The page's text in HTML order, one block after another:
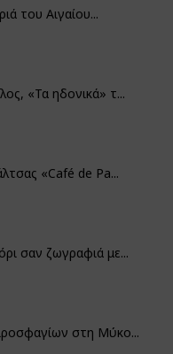
του Αιγαίου...
«Τα ηδονικά» τ...
«Café de Pa...
σαν ζωγραφιά με...
στη Μύκο...